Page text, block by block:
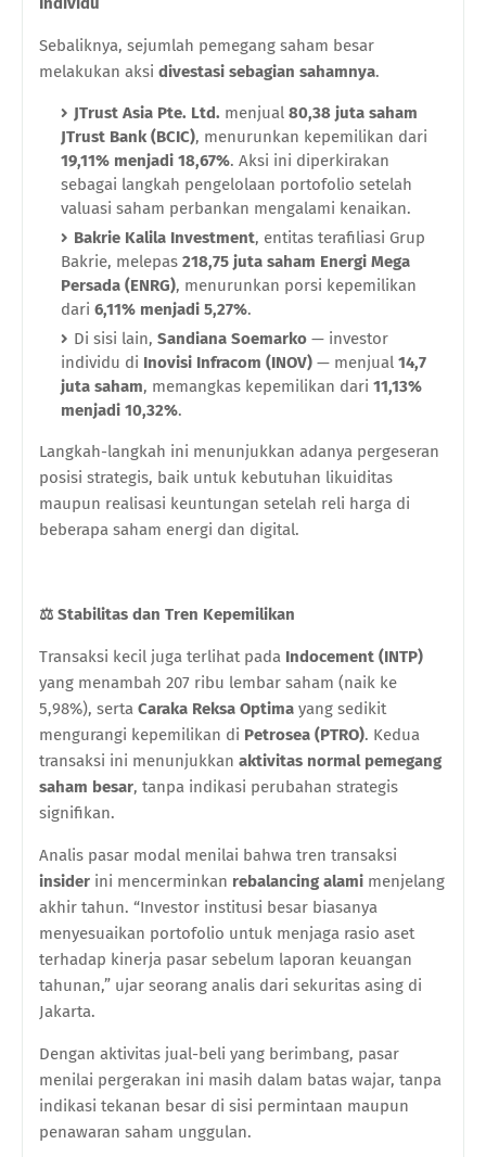
Sebaliknya, sejumlah pemegang saham besar
melakukan aksi divestasi sebagian sahamnya.
JTrust Asia Pte. Ltd. menjual 80,38 juta saham
JTrust Bank (BCIC), menurunkan kepemilikan dari
19,11% menjadi 18,67%. Aksi ini diperkirakan
sebagai langkah pengelolaan portofolio setelah
valuasi saham perbankan mengalami kenaikan.
Bakrie Kalila Investment, entitas terafiliasi Grup
Bakrie, melepas 218,75 juta saham Energi Mega
Persada (ENRG), menurunkan porsi kepemilikan
dari 6,11% menjadi 5,27%.
Di sisi lain, Sandiana Soemarko — investor
individu di Inovisi Infracom (INOV) — menjual 14,7
juta saham, memangkas kepemilikan dari 11,13%
menjadi 10,32%.
Langkah-langkah ini menunjukkan adanya pergeseran
posisi strategis, baik untuk kebutuhan likuiditas
maupun realisasi keuntungan setelah reli harga di
beberapa saham energi dan digital.
⚖️ Stabilitas dan Tren Kepemilikan
Transaksi kecil juga terlihat pada Indocement (INTP)
yang menambah 207 ribu lembar saham (naik ke
5,98%), serta Caraka Reksa Optima yang sedikit
mengurangi kepemilikan di Petrosea (PTRO). Kedua
transaksi ini menunjukkan aktivitas normal pemegang
saham besar, tanpa indikasi perubahan strategis
signifikan.
Analis pasar modal menilai bahwa tren transaksi
insider ini mencerminkan rebalancing alami menjelang
akhir tahun. “Investor institusi besar biasanya
menyesuaikan portofolio untuk menjaga rasio aset
terhadap kinerja pasar sebelum laporan keuangan
tahunan,” ujar seorang analis dari sekuritas asing di
Jakarta.
Dengan aktivitas jual-beli yang berimbang, pasar
menilai pergerakan ini masih dalam batas wajar, tanpa
indikasi tekanan besar di sisi permintaan maupun
penawaran saham unggulan.